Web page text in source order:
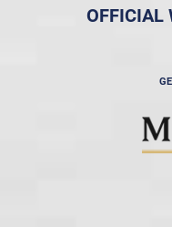
OFFICIAL